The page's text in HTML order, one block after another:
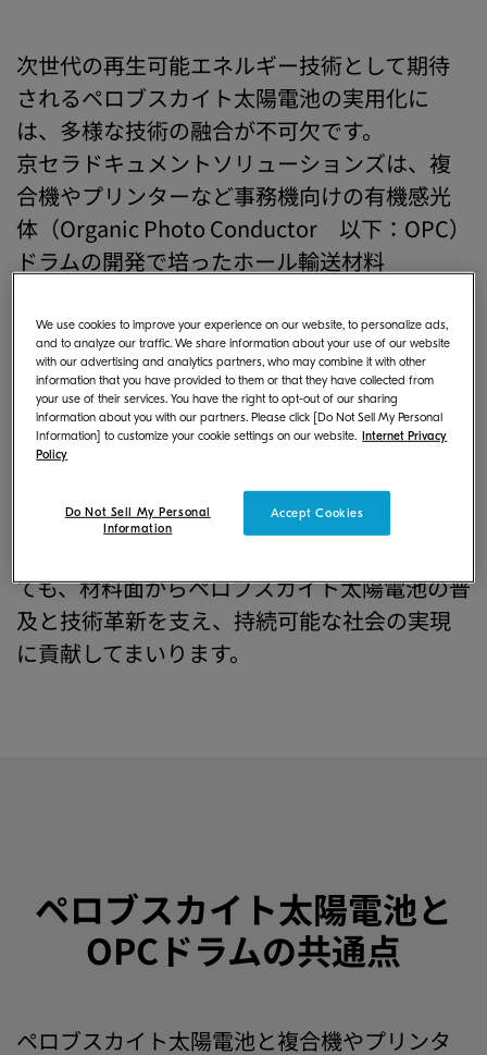
次世代の再生可能エネルギー技術として期待
されるペロブスカイト太陽電池の実用化に
は、多様な技術の融合が不可欠です。
京セラドキュメントソリューションズは、複
合機やプリンターなど事務機向けの有機感光
体（Organic Photo Conductor 以下：OPC）
ドラムの開発で培ったホール輸送材料
されるペロブスカイト太陽電池の開発効率向
上に貢献します。
さらに、OPCドラムの量産で培った厳格な品
質管理ノウハウにより、高品質な材料を安定
的に供給できる体制を整えています。
これまで事務機分野で環境負荷の軽減とコス
ト効率の両立を実現してきた当社は、今後、次
ても、材料面からペロブスカイト太陽電池の普
及と技術革新を支え、持続可能な社会の実現
に貢献してまいります。
ペロブスカイト太陽電池と
OPCドラムの共通点
ペロブスカイト太陽電池と複合機やプリンタ
We use cookies to improve your experience on our website, to personalize ads,
and to analyze our traffic. We share information about your use of our website
with our advertising and analytics partners, who may combine it with other
information that you have provided to them or that they have collected from
your use of their services. You have the right to opt-out of our sharing
information about you with our partners. Please click [Do Not Sell My Personal
Information] to customize your cookie settings on our website.
Internet Privacy
Policy
Accept Cookies
Do Not Sell My Personal
Information